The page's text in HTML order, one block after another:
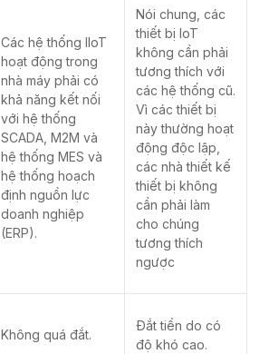
Các hệ thống IIoT
hoạt động trong
nhà máy phải có
khả năng kết nối
với hệ thống
SCADA, M2M và
hệ thống MES và
hệ thống hoạch
định nguồn lực
doanh nghiệp
(ERP).
Nói chung, các
thiết bị IoT
không cần phải
tương thích với
các hệ thống cũ.
Vì các thiết bị
này thường hoạt
động độc lập,
các nhà thiết kế
thiết bị không
cần phải làm
cho chúng
tương thích
ngược
Không quá đắt.
Đắt tiền do có
độ khó cao.